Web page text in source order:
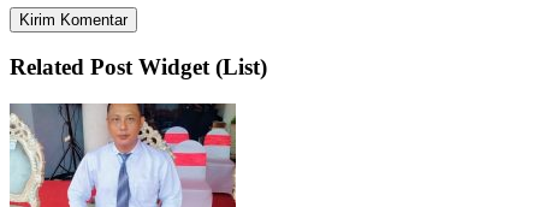
Related Post Widget (List)